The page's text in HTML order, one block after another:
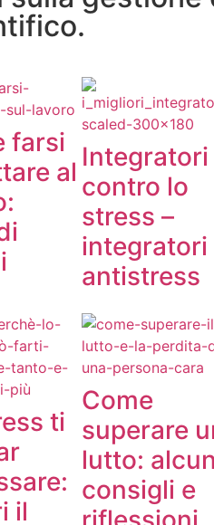
farsi
al Integratori
contro lo
stress –
integratori
antistress
ti
il
Come
superare
lutto:
consigli e